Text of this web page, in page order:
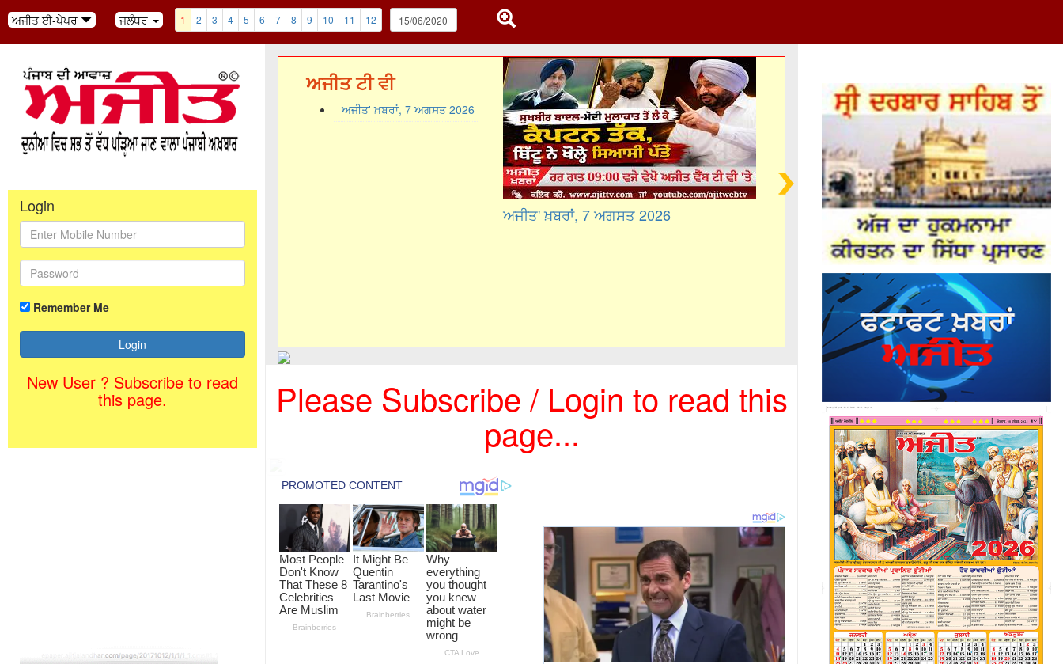
ਅਜੀਤ ਈ-ਪੇਪਰ ਜਲੰਧਰ 1 2 3 4 5 6 7 8 9 10 11 12
Login
Remember Me
New User ? Subscribe to read
this page.
ਅਜੀਤ ਟੀ ਵੀ
ਅਜੀਤ' ਖ਼ਬਰਾਂ, 7 ਅਗਸਤ 2026
ਅਜੀਤ' ਖ਼ਬਰਾਂ, 7 ਅਗਸਤ 2026
Please Subscribe / Login to read this
page...